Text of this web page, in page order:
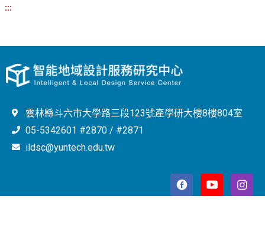
:::
雲林縣斗六市大學路三段123號產學研大樓8樓804室
05-5342601 #2870 / #2871
ildsc@yuntech.edu.tw